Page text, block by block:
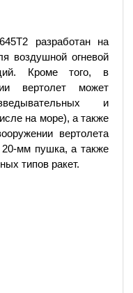
разработан на
воздушной огневой
Кроме того, в
вертолет может
и
на море), а также
вертолета
мм пушка, а также
типов ракет.